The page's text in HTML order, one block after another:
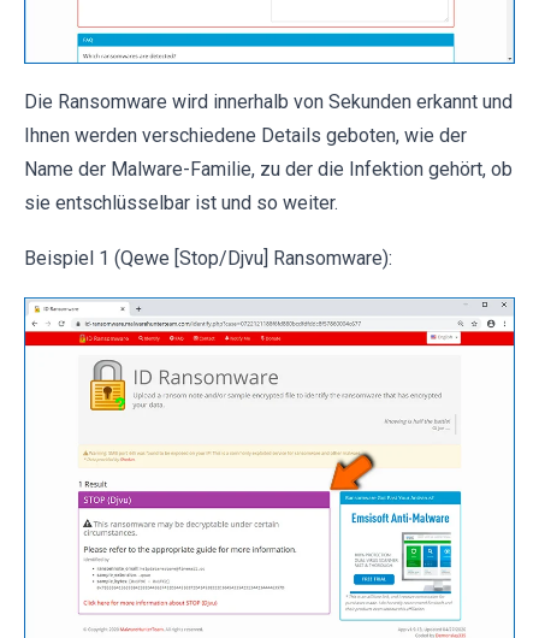
Die Ransomware wird innerhalb von Sekunden erkannt und
Ihnen werden verschiedene Details geboten, wie der
Name der Malware-Familie, zu der die Infektion gehört, ob
sie entschlüsselbar ist und so weiter.
Beispiel 1 (Qewe [Stop/Djvu] Ransomware):